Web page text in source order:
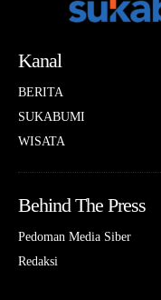
Kanal
BERITA
SUKABUMI
WISATA
Behind The Press
Pedoman Media Siber
Redaksi